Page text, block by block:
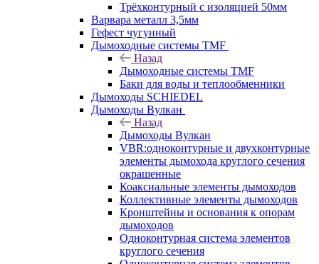
Трёхконтурный с изоляцией 50мм
Варвара металл 3,5мм
Гефест чугунный
Дымоходные системы TMF
Назад
Дымоходные системы TMF
Баки для воды и теплообменники
Дымоходы SCHIEDEL
Дымоходы Вулкан
Назад
Дымоходы Вулкан
VBR:одноконтурные и двухконтурные
элементы дымохода круглого сечения
окрашенные
Коаксиальные элементы дымоходов
Коллективные элементы дымоходов
Кронштейны и основания к опорам
дымоходов
Одноконтурная система элементов
круглого сечения